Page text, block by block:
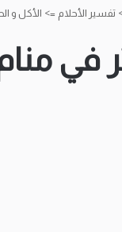
تفسير الأحلام => الأكل و
في